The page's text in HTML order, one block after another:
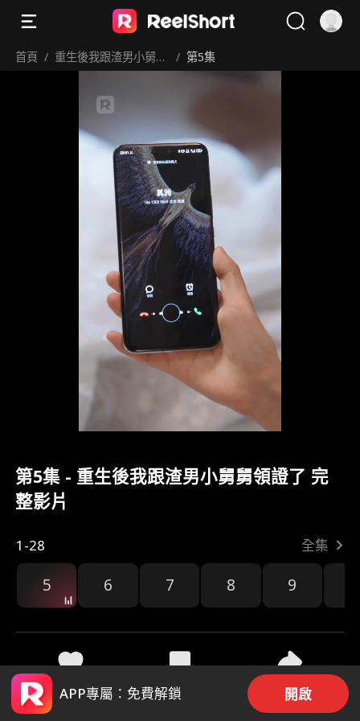
首頁 / 重生後我跟渣男小舅舅
/ 第5集
第5集 - 重生後我跟渣男小舅舅領證了 完
整影片
1-28 全集
5 6 7 8 9
3.3k 9.9k 分享
APP專屬：免費解鎖 開啟